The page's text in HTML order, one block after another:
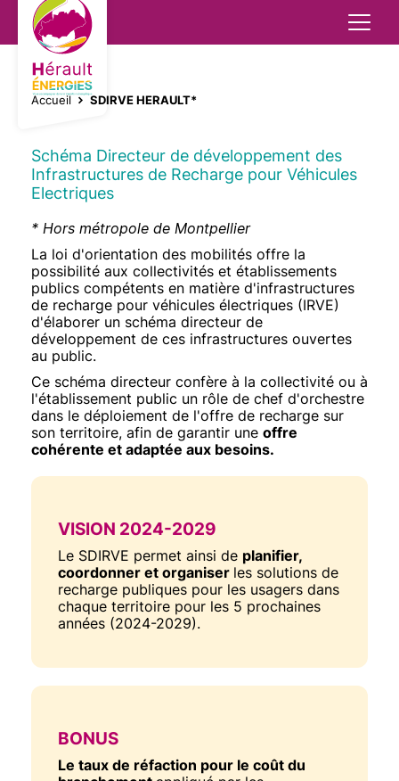
contenu
principal
Réseaux
Réseaux
Electricité
Éclairage public
Télécommunications
Gaz
Contrôle des concessions
Transition énergétique
Mobilité décarbonée
Mobilité décarbonée
Bornes publiques de recharge pour véhicules
Implantation infrastructure de recharge
Rénovation énergétique
Energies renouvelables
Télégestion des bâtiments
Animation - Sensibilisation
Animation - Sensibilisation
Extinction nocturne
Aides financières
Aides financières
Rénovation énergétique
Energies renouvelables
Amélioration énergétique - CEE
Groupements d'achats
Bornes privées
Energies
Véhicules Electriques
D'ARIANE
Accueil SDIRVE HERAULT*
Schéma Directeur de développement des
Infrastructures de Recharge pour Véhicules
Electriques
Contenu
Texte
* Hors métropole de Montpellier
La loi d'orientation des mobilités offre la
possibilité aux collectivités et établissements
publics compétents en matière d'infrastructures
de recharge pour véhicules électriques (IRVE)
d'élaborer un schéma directeur de
développement de ces infrastructures ouvertes
au public.
Ce schéma directeur confère à la collectivité ou à
l'établissement public un rôle de chef d'orchestre
dans le déploiement de l'offre de recharge sur
son territoire, afin de garantir une offre
cohérente et adaptée aux besoins.
TITRE
VISION 2024-2029
Texte
Le SDIRVE permet ainsi de planifier,
coordonner et organiser les solutions de
recharge publiques pour les usagers dans
chaque territoire pour les 5 prochaines
années (2024-2029).
TITRE
BONUS
Texte
Le taux de réfaction pour le coût du